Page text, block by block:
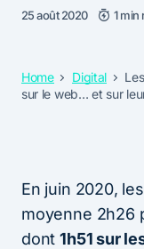
25 août 2020 1 min
Home Digital
sur le web… et sur
En juin 2020,
moyenne 2h26
dont1h51 sur